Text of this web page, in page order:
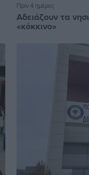
Πριν 4 ημέρες
Αδειάζουν τα
«κόκκινο»